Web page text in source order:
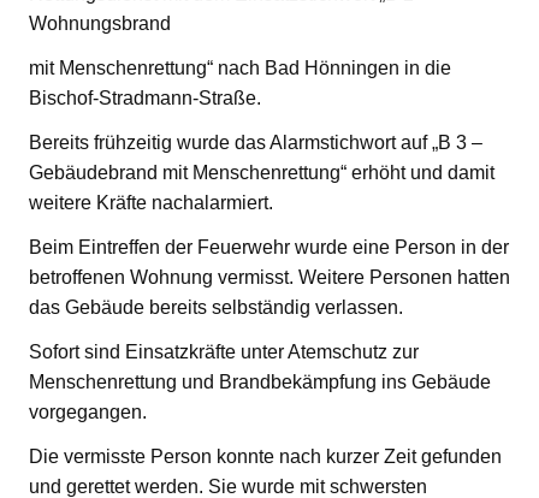
Wohnungsbrand
mit Menschenrettung“ nach Bad Hönningen in die
Bischof-Stradmann-Straße.
Bereits frühzeitig wurde das Alarmstichwort auf „B 3 –
Gebäudebrand mit Menschenrettung“ erhöht und damit
weitere Kräfte nachalarmiert.
Beim Eintreffen der Feuerwehr wurde eine Person in der
betroffenen Wohnung vermisst. Weitere Personen hatten
das Gebäude bereits selbständig verlassen.
Sofort sind Einsatzkräfte unter Atemschutz zur
Menschenrettung und Brandbekämpfung ins Gebäude
vorgegangen.
Die vermisste Person konnte nach kurzer Zeit gefunden
und gerettet werden. Sie wurde mit schwersten